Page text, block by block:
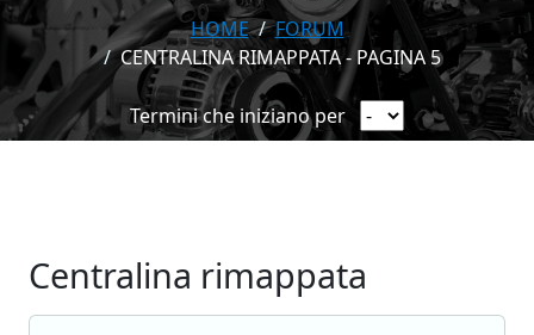
HOME
FORUM
CENTRALINA RIMAPPATA - PAGINA 5
Termini che iniziano per
Centralina rimappata